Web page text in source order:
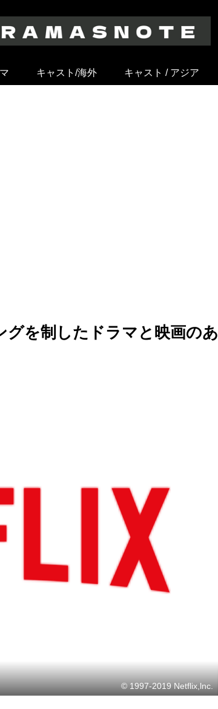
キャスト/海外 キャスト / アジア
を制したドラマと映画のあ
© 1997-2019 Netflix,lnc.